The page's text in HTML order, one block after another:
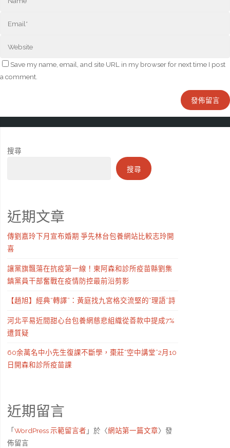
Save my name, email, and site URL in my browser for next time I post
a comment.
搜尋
搜尋
近期文章
傳劉嘉玲下月宣布婚期 爭先林台包養網站比較志玲開
喜
讓黨旗飄蕩在抗疫第一線！東阿森和診所疫苗縣劉集
鎮黨員干部奮戰在疫情防控最前沿剪影
【趙旭】經典“轉譯”：黃庭找九宮格交流堅的“理語”詩
河北平易近間甜心台包養網慈悲組織從善款中提成7%
遭質疑
60余萬名中小先生復課不斷學，棗莊“空中講堂”2月10
日開森和診所疫苗課
近期留言
「WordPress 示範留言者 」於〈網站第一篇文章〉發
佈留言